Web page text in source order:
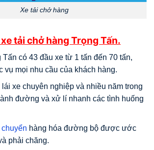
Xe tải chở hàng
tải chở hàng Trọng Tấn.
Tấn có 43 đầu xe từ 1 tấn đến 70 tấn,
vụ mọi nhu cầu của khách hàng.
xe chuyên nghiệp và nhiều năm trong
đường và xử lí nhanh các tình huống
hàng hóa đường bộ được ước
phải chăng.